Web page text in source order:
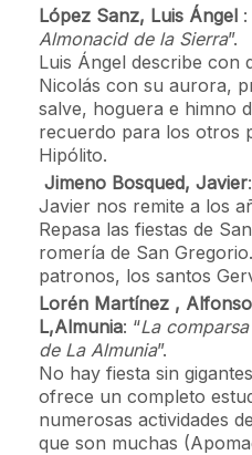
López Sanz, Luis Ángel :
Almonacid de la Sierra”.
Luis Ángel describe con
Nicolás con su aurora,
salve, hoguera e himno
recuerdo para los otros
Hipólito.
Jimeno Bosqued, Javier
Javier nos remite a los
Repasa las fiestas de
romería de San
patronos, los santos
Lorén Martínez ,
L,Almunia: “La
de La Almunia”.
No hay fiesta sin
ofrece un completo
numerosas actividades
que son muchas